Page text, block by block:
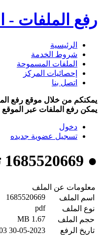
رفع الملفات -
الرئيسية
شروط الخدمة
الملفات المسموحة
إحصائيات المركز
اتصل بنا
يمكنكم من خلال موقع رفع
يمكن رفع الملفات عبر
دخول
تسجيل عضوية جديده
● 1685520669 تحميل
معلومات عن الملف
اسم الملف
1685520669
نوع الملف
pdf
حجم الملف
1.67 MB
تاريخ الرفع
30-05-2023 10:03 م